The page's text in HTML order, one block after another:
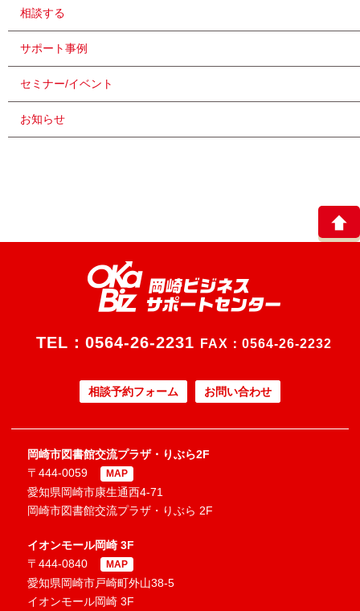
相談する
サポート事例
セミナー/イベント
お知らせ
TEL： 0564-26-2231 FAX：0564-26-2232
相談予約フォーム お問い合わせ
岡崎市図書館交流プラザ・りぶら2F
〒444-0059
MAP
愛知県岡崎市康生通西4-71
岡崎市図書館交流プラザ・りぶら 2F
イオンモール岡崎 3F
〒444-0840
MAP
愛知県岡崎市戸崎町外山38-5
イオンモール岡崎 3F